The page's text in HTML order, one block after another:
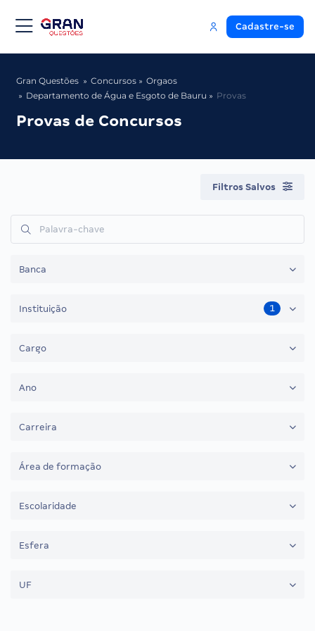
Cadastre-se
Gran Questões Concursos
Orgaos
Departamento de Água e Esgoto de Bauru
Provas
Provas de Concursos
Filtros Salvos
Banca
Instituição 1
Cargo
Ano
Carreira
Área de formação
Escolaridade
Esfera
UF